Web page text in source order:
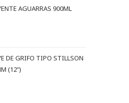
AGUARRAS 900ML
DE GRIFO TIPO STILLSON
(12")